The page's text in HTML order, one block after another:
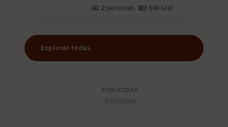
2 personas
540 kcal
Explorar todas
PUBLICIDAD
Publicidad